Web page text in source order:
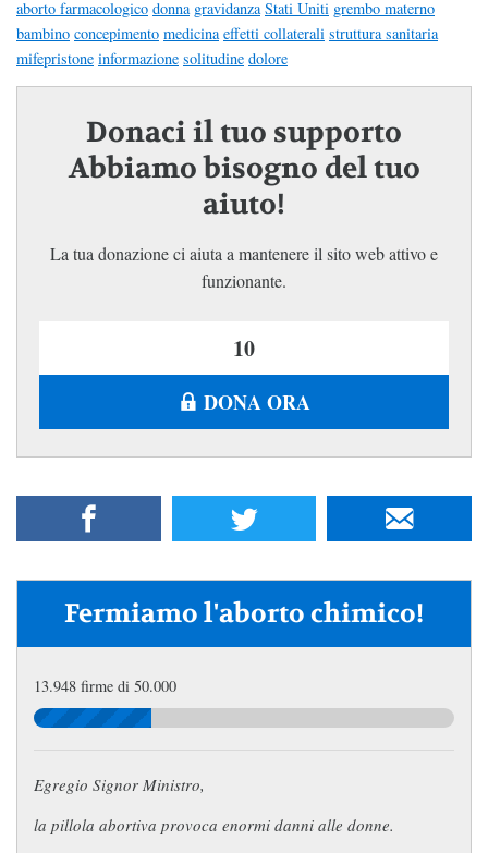
aborto farmacologico donna gravidanza Stati Uniti grembo materno
bambino concepimento medicina effetti collaterali struttura sanitaria
mifepristone informazione solitudine dolore
Donaci il tuo supporto
Abbiamo bisogno del tuo
aiuto!
La tua donazione ci aiuta a mantenere il sito web attivo e
funzionante.
DONA ORA
Fermiamo l'aborto chimico!
13.948 firme di 50.000
Egregio Signor Ministro,
la pillola abortiva provoca enormi danni alle donne.